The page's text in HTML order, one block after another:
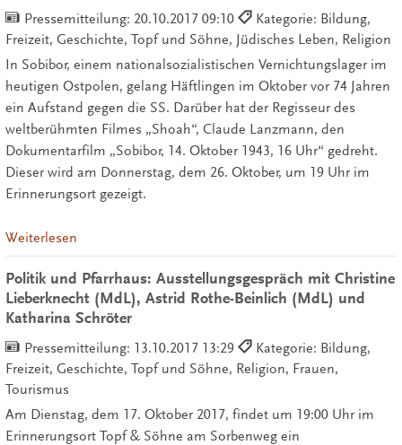
Pressemitteilung: 20.10.2017 09:10
Kategorie: Bildung,
Freizeit, Geschichte, Topf und Söhne, Jüdisches Leben, Religion
In Sobibor, einem nationalsozialistischen Vernichtungslager im
heutigen Ostpolen, gelang Häftlingen im Oktober vor 74 Jahren
ein Aufstand gegen die SS. Darüber hat der Regisseur des
weltberühmten Filmes „Shoah“, Claude Lanzmann, den
Dokumentarfilm „Sobibor, 14. Oktober 1943, 16 Uhr“ gedreht.
Dieser wird am Donnerstag, dem 26. Oktober, um 19 Uhr im
Erinnerungsort gezeigt.
Weiterlesen
Politik und Pfarrhaus: Ausstellungsgespräch mit Christine
Lieberknecht (MdL), Astrid Rothe-Beinlich (MdL) und
Katharina Schröter
Pressemitteilung: 13.10.2017 13:29
Kategorie: Bildung,
Freizeit, Geschichte, Topf und Söhne, Religion, Frauen,
Tourismus
Am Dienstag, dem 17. Oktober 2017, findet um 19:00 Uhr im
Erinnerungsort Topf & Söhne am Sorbenweg ein